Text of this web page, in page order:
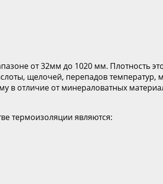
от 32мм до 1020 мм. Плотность
щелочей, перепадов
в отличие от минераловатных
термоизоляции являются: